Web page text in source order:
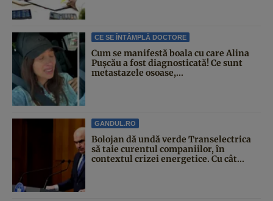
CE SE ÎNTÂMPLĂ DOCTORE
Cum se manifestă boala cu care Alina
Pușcău a fost diagnosticată! Ce sunt
metastazele osoase,...
GANDUL.RO
Bolojan dă undă verde Transelectrica
să taie curentul companiilor, în
contextul crizei energetice. Cu cât...